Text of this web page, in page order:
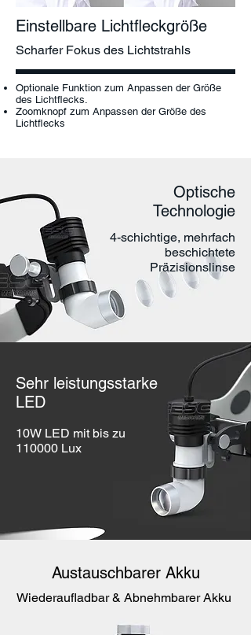
Einstellbare Lichtfleckgröße
Optionale Funktion zum Anpassen der Größe
des Lichtflecks.
Zoomknopf zum Anpassen der Größe des
Lichtflecks
Scharfer Fokus des Lichtstrahls
Optische
Technologie
4-schichtige, mehrfach
beschichtete
Präzisionslinse
Sehr leistungsstarke
LED
10W LED mit bis zu
110000 Lux
Austauschbarer Akku
Wiederaufladbar & Abnehmbarer Akku